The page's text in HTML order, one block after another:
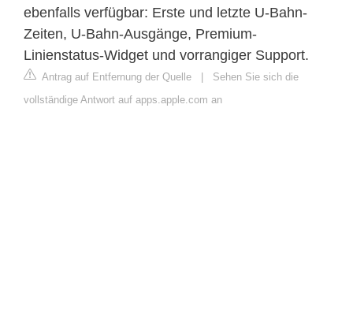
ebenfalls verfügbar: Erste und letzte U-Bahn-
Zeiten, U-Bahn-Ausgänge, Premium-
Linienstatus-Widget und vorrangiger Support.
Antrag auf Entfernung der Quelle
Sehen Sie sich die
vollständige Antwort auf apps.apple.com an